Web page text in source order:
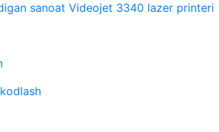
sanoat Videojet 3340 lazer printeri